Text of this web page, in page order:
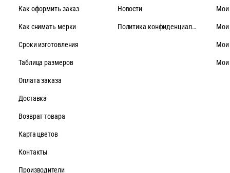
Как оформить заказ
Как снимать мерки
Cроки изготовления
Таблица размеров
Оплата заказа
Доставка
Возврат товара
Карта цветов
Контакты
Производители
Новости
Политика конфиденциальности
Мои
Мои
Мои
Мои